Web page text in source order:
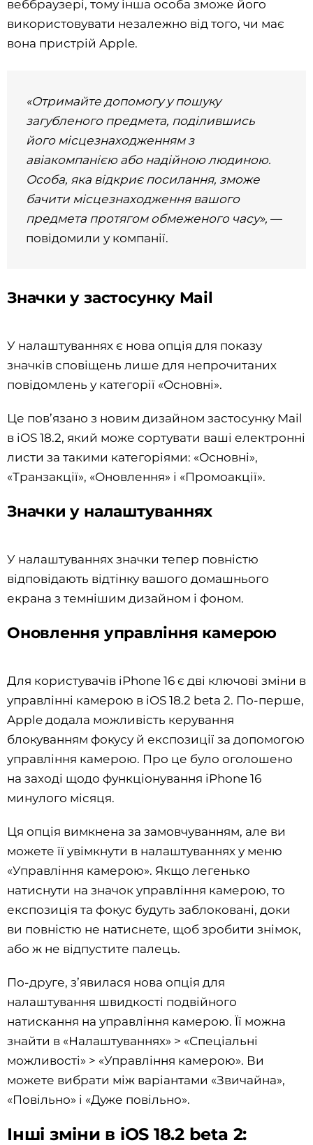
веббраузері, тому інша особа зможе його
використовувати незалежно від того, чи має
вона пристрій Apple.
«Отримайте допомогу у пошуку
загубленого предмета, поділившись
його місцезнаходженням з
авіакомпанією або надійною людиною.
Особа, яка відкриє посилання, зможе
бачити місцезнаходження вашого
предмета протягом обмеженого часу»,—
повідомили у компанії.
Значки у застосунку Mail
У налаштуваннях є нова опція для показу
значків сповіщень лише для непрочитаних
повідомлень у категорії «Основні».
Це пов’язано з новим дизайном застосунку Mail
в iOS 18.2, який може сортувати ваші електронні
листи за такими категоріями: «Основні»,
«Транзакції», «Оновлення» і «Промоакції».
Значки у налаштуваннях
У налаштуваннях значки тепер повністю
відповідають відтінку вашого домашнього
екрана з темнішим дизайном і фоном.
Оновлення управління камерою
Для користувачів iPhone 16 є дві ключові зміни в
управлінні камерою в iOS 18.2 beta 2. По-перше,
Apple додала можливість керування
блокуванням фокусу й експозиції за допомогою
управління камерою. Про це було оголошено
на заході щодо функціонування iPhone 16
минулого місяця.
Ця опція вимкнена за замовчуванням, але ви
можете її увімкнути в налаштуваннях у меню
«Управління камерою». Якщо легенько
натиснути на значок управління камерою, то
експозиція та фокус будуть заблоковані, доки
ви повністю не натиснете, щоб зробити знімок,
або ж не відпустите палець.
По-друге, з’явилася нова опція для
налаштування швидкості подвійного
натискання на управління камерою. Її можна
знайти в «Налаштуваннях» > «Спеціальні
можливості» > «Управління камерою». Ви
можете вибрати між варіантами «Звичайна»,
«Повільно» і «Дуже повільно».
Інші зміни в iOS 18.2 beta 2: